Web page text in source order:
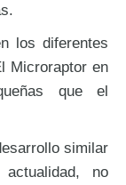
los diferentes
Microraptor en
que el
similar
no